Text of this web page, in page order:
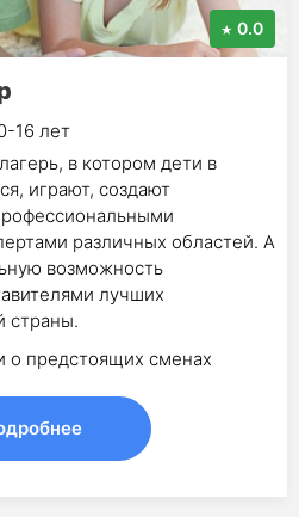
0.0
16 лет
в котором дети в
играют, создают
различных областей. А
возможность
лучших
страны.
о предстоящих сменах